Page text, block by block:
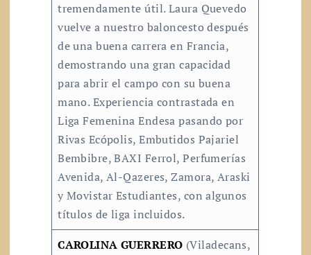
tremendamente útil. Laura Quevedo
vuelve a nuestro baloncesto después
de una buena carrera en Francia,
demostrando una gran capacidad
para abrir el campo con su buena
mano. Experiencia contrastada en
Liga Femenina Endesa pasando por
Rivas Ecópolis, Embutidos Pajariel
Bembibre, BAXI Ferrol, Perfumerías
Avenida, Al-Qazeres, Zamora, Araski
y Movistar Estudiantes, con algunos
títulos de liga incluidos.
CAROLINA GUERRERO (Viladecans,